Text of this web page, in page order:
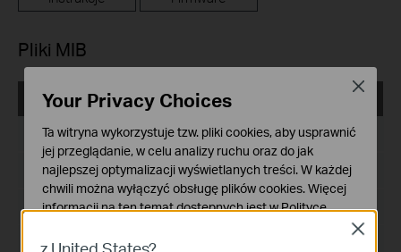
Pliki MIB
T3700G-28TQ(UN)_V2_MIB_161012
Data publikacji:2016-10-12
Język:Angielski
Rozmiar pliku:120.14 KB
System operacyjny:
Close
Your Privacy Choices
Ta witryna wykorzystuje tzw. pliki cookies, aby usprawnić
jej przeglądanie, w celu analizy ruchu oraz do jak
najlepszej optymalizacji wyświetlanych treści. W każdej
chwili można wyłączyć obsługę plików cookies. Więcej
informacji na ten temat dostępnych jest wPolityce
Close